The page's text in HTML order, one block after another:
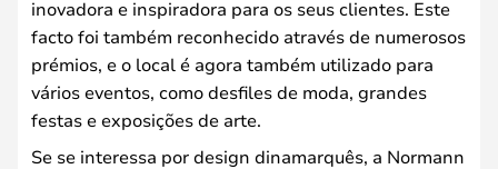
inovadora e inspiradora para os seus clientes. Este
facto foi também reconhecido através de numerosos
prémios, e o local é agora também utilizado para
vários eventos, como desfiles de moda, grandes
festas e exposições de arte.
Se se interessa por design dinamarquês, a Normann